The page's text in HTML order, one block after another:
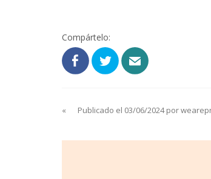
Compártelo:
« Publicado el 03/06/2024 por